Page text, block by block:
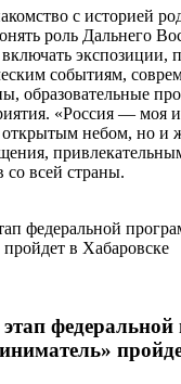
с историей
роль Дальнего
экспозиции,
событиям,
образовательные
«Россия — моя
открытым небом, но и
со всей страны.